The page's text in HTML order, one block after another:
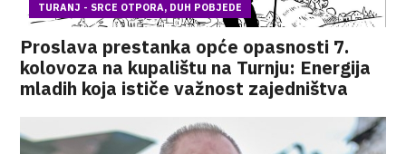
TURANJ - SRCE OTPORA, DUH POBJEDE
Proslava prestanka opće opasnosti 7.
kolovoza na kupalištu na Turnju: Energija
mladih koja ističe važnost zajedništva